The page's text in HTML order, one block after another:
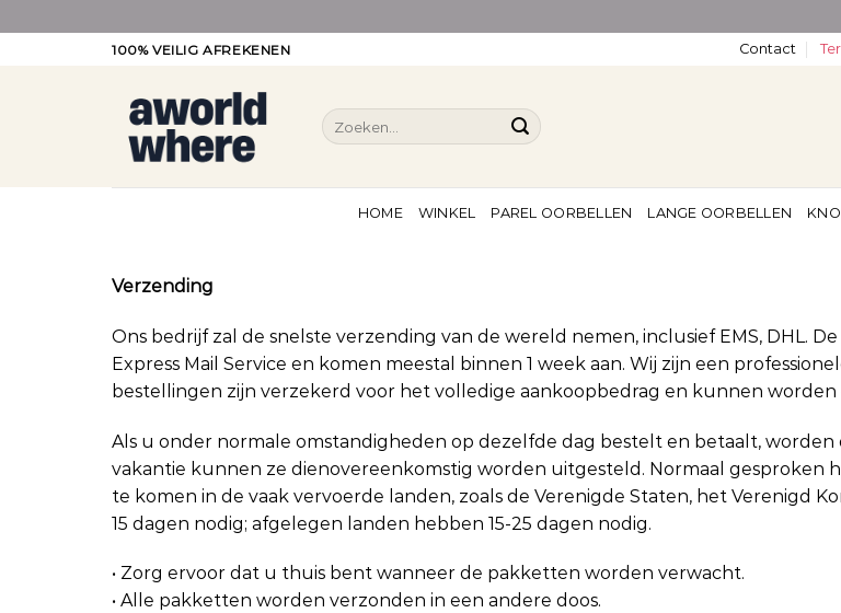
100% VEILIG AFREKENEN Contact
Zoeken
naar:
HOME WINKEL PAREL OORBELLEN LANGE OORBELLEN
Verzending
Ons bedrijf zal de snelste verzending van de wereld nemen, inclusief EMS, DHL.
Express Mail Service en komen meestal binnen 1 week aan. Wij zijn een
bestellingen zijn verzekerd voor het volledige aankoopbedrag en kunnen worden
Als u onder normale omstandigheden op dezelfde dag bestelt en betaalt,
vakantie kunnen ze dienovereenkomstig worden uitgesteld. Normaal gesproken
te komen in de vaak vervoerde landen, zoals de Verenigde Staten, het Verenigd
15 dagen nodig; afgelegen landen hebben 15-25 dagen nodig.
• Zorg ervoor dat u thuis bent wanneer de pakketten worden verwacht.
• Alle pakketten worden verzonden in een andere doos.